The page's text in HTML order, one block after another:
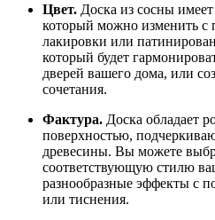
Цвет. Доска из сосны
который можно изменить
лакировки или
который будет
дверей вашего дома, или
сочетания.
Фактура. Доска обладает
поверхностью,
древесины. Вы можете
соответствующую стилю
разнообразные эффекты с
или тиснения.